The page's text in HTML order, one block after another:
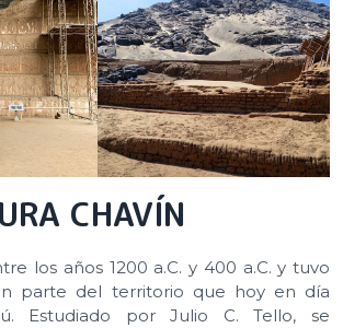
CHAVÍN
los años 1200 a.C. y 400 a.C. y tuvo
parte del territorio que hoy en día
Estudiado por Julio C. Tello, se